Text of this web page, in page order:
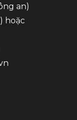
an)
hoặc